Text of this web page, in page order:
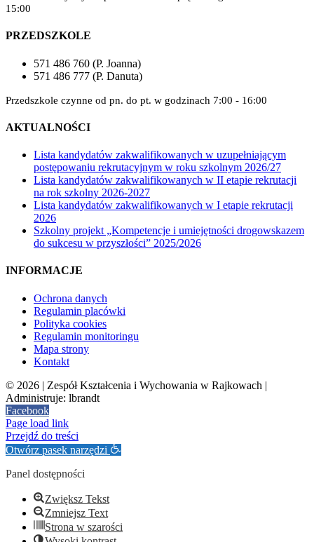
15:00
PRZEDSZKOLE
571 486 760 (P. Joanna)
571 486 777 (P. Danuta)
Przedszkole czynne od pn. do pt. w godzinach 7:00 - 16:00
AKTUALNOŚCI
Lista kandydatów zakwalifikowanych w uzupełniającym
postępowaniu rekrutacyjnym w roku szkolnym 2026/27
Lista kandydatów zakwalifikowanych w II etapie rekrutacji
na rok szkolny 2026-2027
Lista kandydatów zakwalifikowanych w I etapie rekrutacji
2026
Szkolny projekt „Kompetencje i umiejętności drogowskazem
do sukcesu w przyszłości” 2025/2026
INFORMACJE
Ochrona danych
Regulamin placówki
Polityka cookies
Regulamin monitoringu
Mapa strony
Kontakt
© 2026 | Zespół Kształcenia i Wychowania w Rajkowach |
Administruje: lbrandt
Facebook
Page load link
Przejdź do treści
Otwórz pasek narzędzi
Panel dostępności
Zwiększ Tekst
Zmniejsz Text
Strona w szarości